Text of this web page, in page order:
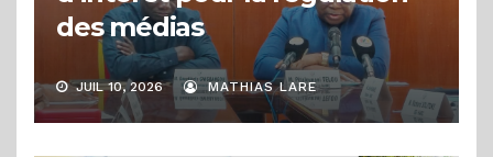
des médias
JUIL 10, 2026 MATHIAS LARE